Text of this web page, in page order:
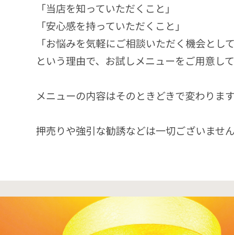
「当店を知っていただくこと」
「安心感を持っていただくこと」
「お悩みを気軽にご相談いただく機会として
という理由で、お試しメニューをご用意して
メニューの内容はそのときどきで変わりま
押売りや強引な勧誘などは一切ございませ